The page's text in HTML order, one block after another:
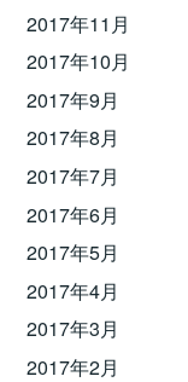
2017年11月
2017年10月
2017年9月
2017年8月
2017年7月
2017年6月
2017年5月
2017年4月
2017年3月
2017年2月